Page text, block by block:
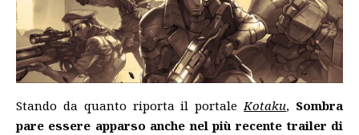
Stando da quanto riporta il portaleKotaku, Sombra
pare essere apparso anche nel più recente trailer di